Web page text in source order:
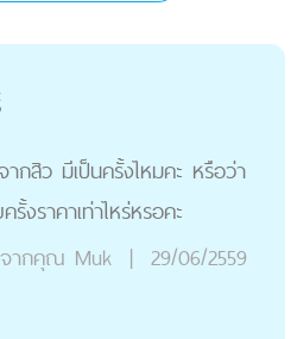
ากสิว มีเป็นครั้งไหมคะ หรือว่า
งราคาเท่าไหร่หรอคะ
จากคุณ Muk | 29/06/2559